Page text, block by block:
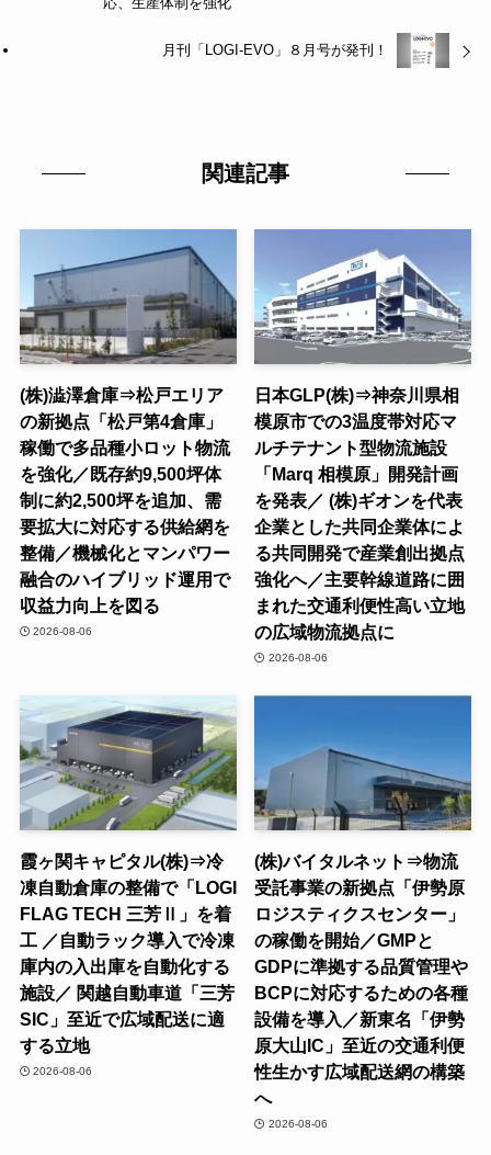
月刊「LOGI-EVO」８月号が発刊！
関連記事
(株)澁澤倉庫⇒松戸エリア
の新拠点「松戸第4倉庫」
稼働で多品種小ロット物流
を強化／既存約9,500坪体
制に約2,500坪を追加、需
要拡大に対応する供給網を
整備／機械化とマンパワー
融合のハイブリッド運用で
収益力向上を図る
2026-08-06
日本GLP(株)⇒神奈川県相
模原市での3温度帯対応マ
ルチテナント型物流施設
「Marq 相模原」開発計画
を発表／ (株)ギオンを代表
企業とした共同企業体によ
る共同開発で産業創出拠点
強化へ／主要幹線道路に囲
まれた交通利便性高い立地
の広域物流拠点に
2026-08-06
霞ヶ関キャピタル(株)⇒冷
凍自動倉庫の整備で「LOGI
FLAG TECH 三芳Ⅱ」を着
工 ／自動ラック導入で冷凍
庫内の入出庫を自動化する
施設／ 関越自動車道「三芳
SIC」至近で広域配送に適
する立地
2026-08-06
(株)バイタルネット⇒物流
受託事業の新拠点「伊勢原
ロジスティクスセンター」
の稼働を開始／GMPと
GDPに準拠する品質管理や
BCPに対応するための各種
設備を導入／新東名「伊勢
原大山IC」至近の交通利便
性生かす広域配送網の構築
へ
2026-08-06